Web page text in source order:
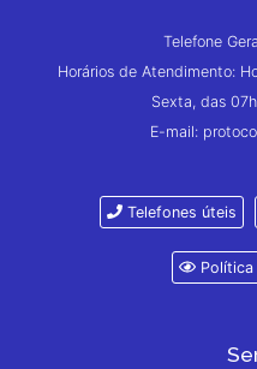
Telefone
Horários de Atendimento:
Sexta, das
E-mail:
Telefones úteis